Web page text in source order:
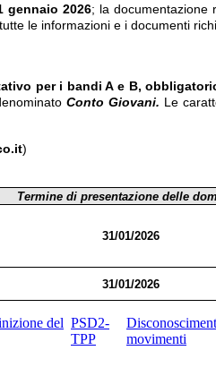
gennaio 2026; la documentazione
le informazioni e i documenti
per i bandi A e B,
Conto Giovani. Le
)
Termine di presentazione delle
31/01/2026
31/01/2026
del PSD2-
TPP
movimenti